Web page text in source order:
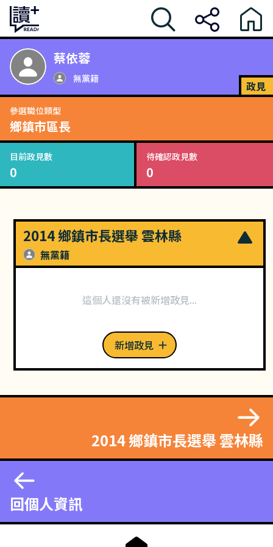
蔡依蓉
無黨籍
政見
參選職位類型
鄉鎮市區長
目前政見數
0
待確認政見數
0
2014 鄉鎮市長選舉 雲林縣
無黨籍
這個人還沒有被新增政見...
新增政見
回個人資訊
2014 鄉鎮市長選舉 雲林縣